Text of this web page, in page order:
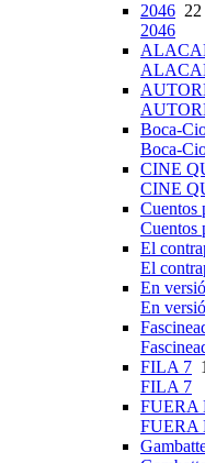
2046 22
2046
Boca-
Boca-
CINE
CINE
Cuentos
Cuentos
El
El
En
En
FILA 7
FILA 7
FUERA
FUERA